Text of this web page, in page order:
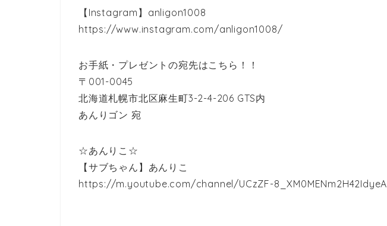
【Instagram】anligon1008
https://www.instagram.com/anligon1008/
お手紙・プレゼントの宛先はこちら！！
〒001-0045
北海道札幌市北区麻生町3-2-4-206 GTS内
あんりゴン 宛
☆あんりこ☆
【サブちゃん】あんりこ
https://m.youtube.com/channel/UCzZF-8_XM0MENm2H42IdyeA